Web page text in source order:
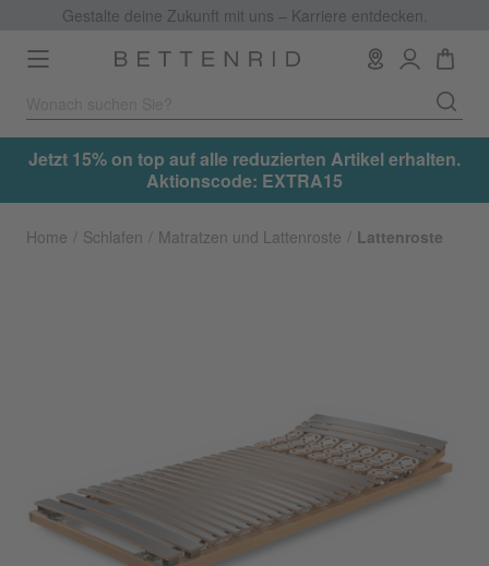
Gestalte deine Zukunft mit uns – Karriere entdecken.
Toggle
navigation
Jetzt 15% on top auf alle reduzierten Artikel erhalten.
Aktionscode: EXTRA15
Home Schlafen Matratzen und Lattenroste Lattenroste